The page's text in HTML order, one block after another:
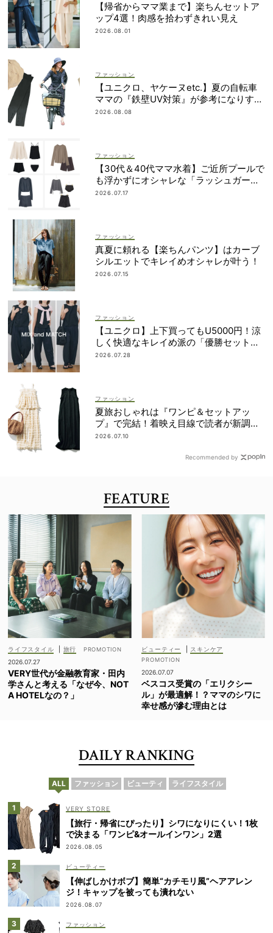
【帰省からママ業まで】楽ちんセットア
ップ4選！肉感を拾わずきれい見え
2026.08.01
ファッション
【ユニクロ、ヤケーヌetc.】夏の自転車
ママの『鉄壁UV対策』が参考になりすぎ
る！
2026.08.08
ファッション
【30代＆40代ママ水着】ご近所プールで
も浮かずにオシャレな「ラッシュガード
＆ショートパンツセット」6選！
2026.07.17
ファッション
真夏に頼れる【楽ちんパンツ】はカーブ
シルエットでキレイめオシャレが叶う！
2026.07.15
ファッション
【ユニクロ】上下買ってもU5000円！涼
しく快適なキレイめ派の「優勝セット」
は着回し力も
2026.07.28
ファッション
夏旅おしゃれは『ワンピ＆セットアッ
プ』で完結！着映え目線で読者が新調し
たのは？
2026.07.10
Recommended by
FEATURE
ライフスタイル
旅行
2026.07.27
VERY世代が金融教育家・田内
学さんと考える「なぜ今、NOT
A HOTELなの？」
ビューティー スキンケア
2026.07.07
ベスコス受賞の「エリクシー
ル」が最適解！？ママのシワに
幸せ感が滲む理由とは
DAILY RANKING
ALL ファッション ビューティ ライフスタイル
VERY STORE
【旅行・帰省にぴったり】シワになりにくい！1枚
で決まる「ワンピ&オールインワン」2選
2026.08.05
ビューティー
【伸ばしかけボブ】簡単“カチモリ風”ヘアアレン
ジ！キャップを被っても潰れない
2026.08.07
ファッション